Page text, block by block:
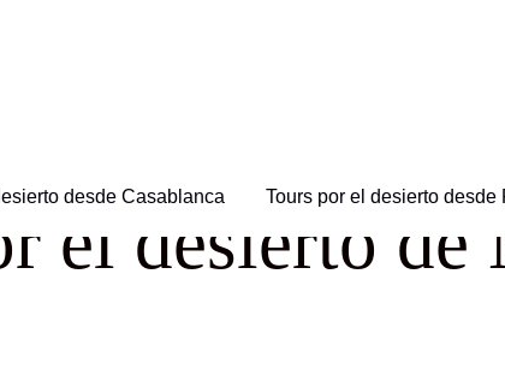
desde Casablanca Tours por el desierto desde
el desierto de